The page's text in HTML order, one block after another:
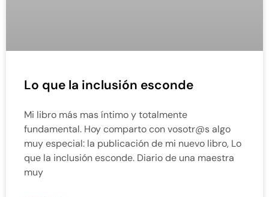
Lo que la inclusión esconde
Mi libro más mas íntimo y totalmente
fundamental. Hoy comparto con vosotr@s algo
muy especial: la publicación de mi nuevo libro, Lo
que la inclusión esconde. Diario de una maestra
muy